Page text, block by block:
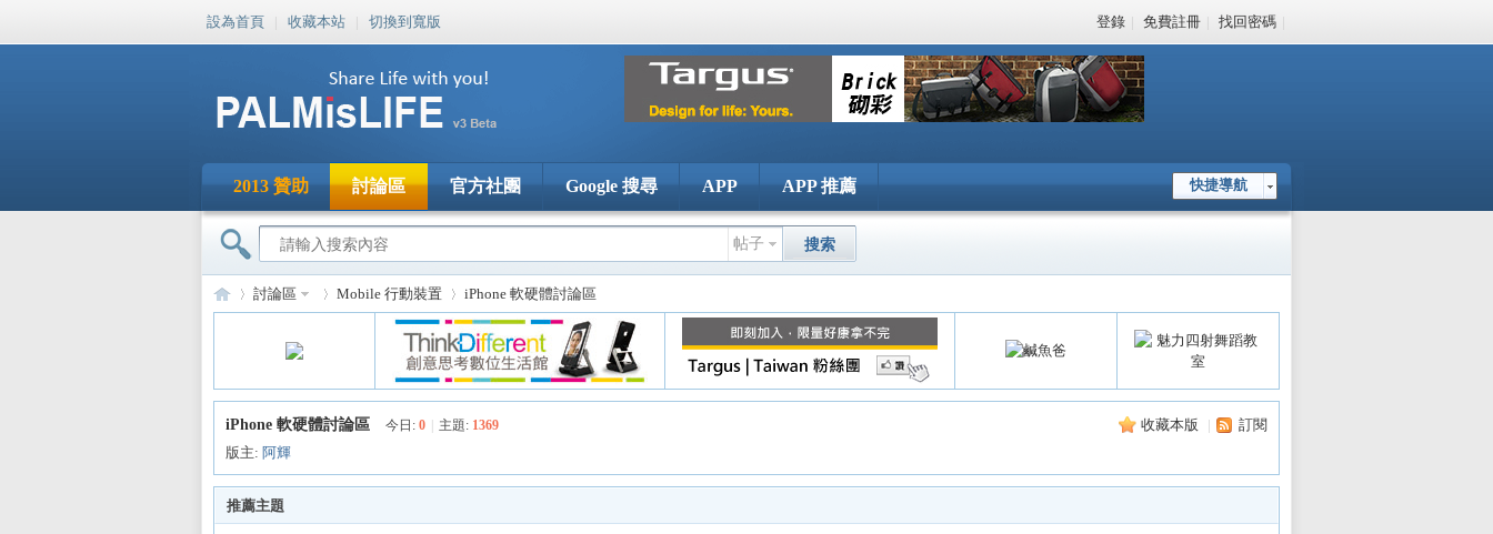
設為首頁 | 收藏本站 | 切換到寬版 登錄 | 免費註冊 | 找回密碼 |
快捷導航
2013 贊助 討論區 官方社團 Google 搜尋 APP APP 推薦
帖子 搜索
PA»
討論區
›
Mobile 行動裝置
›
iPhone 軟硬體討論區
收藏本版 | 訂閱
iPhone 軟硬體討論區 今日: 0 主題: 1369
版主: 阿輝
推薦主題